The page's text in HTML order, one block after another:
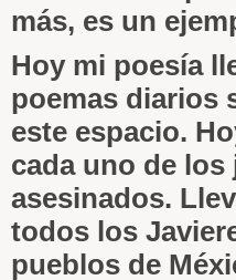
más, es un
Hoy mi poesía
poemas diarios
este espacio.
cada uno de
asesinados.
todos los
pueblos de